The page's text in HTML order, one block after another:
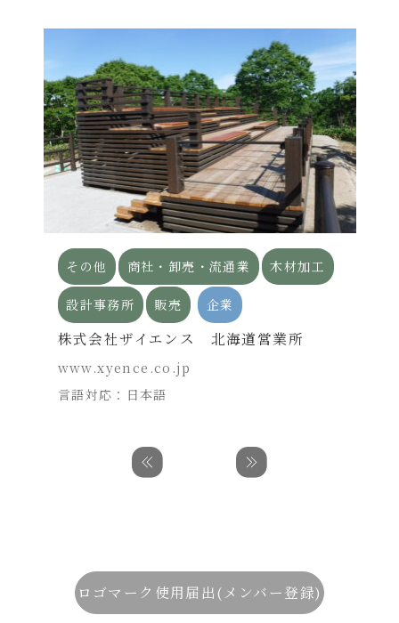
その他 商社・卸売・流通業 木材加工
設計事務所 販売 企業
株式会社ザイエンス 北海道営業所
www.xyence.co.jp
言語対応：日本語
ロゴマーク使用届出(メンバー登録)